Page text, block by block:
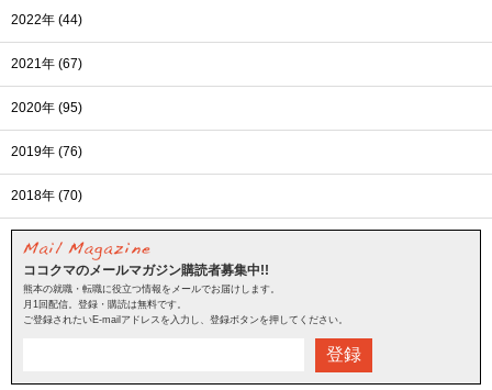
2022年 (44)
2021年 (67)
2020年 (95)
2019年 (76)
2018年 (70)
ココクマのメールマガジン購読者募集中!!
熊本の就職・転職に役立つ情報をメールでお届けします。
月1回配信。登録・購読は無料です。
ご登録されたいE-mailアドレスを入力し、登録ボタンを押してください。
登録